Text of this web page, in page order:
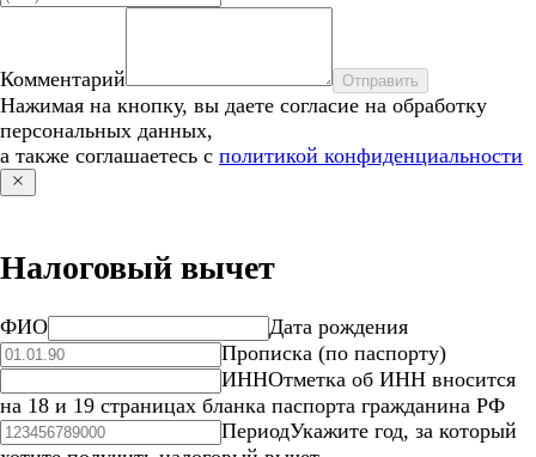
Комментарий Отправить
Нажимая на кнопку, вы даете согласие на обработку
персональных данных,
а также соглашаетесь с политикой конфиденциальности
Налоговый вычет
ФИО
Дата рождения
Прописка (по паспорту)
ИННОтметка об ИНН вносится
на 18 и 19 страницах бланка паспорта гражданина РФ
ПериодУкажите год, за который